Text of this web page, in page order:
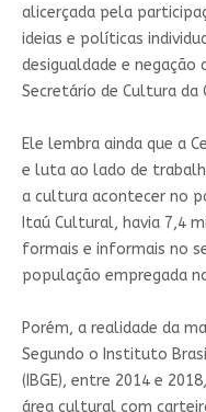
alicerçada pela
ideias e políticas
desigualdade e
Secretário de Cultura da
Ele lembra ainda que a
e luta ao lado de
a cultura acontecer no
Itaú Cultural, havia 7,4
formais e informais no
população empregada
Porém, a realidade da
Segundo o Instituto
(IBGE), entre 2014 e
área cultural com